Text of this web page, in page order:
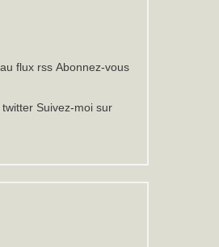
Abonnez-vous
Suivez-moi sur